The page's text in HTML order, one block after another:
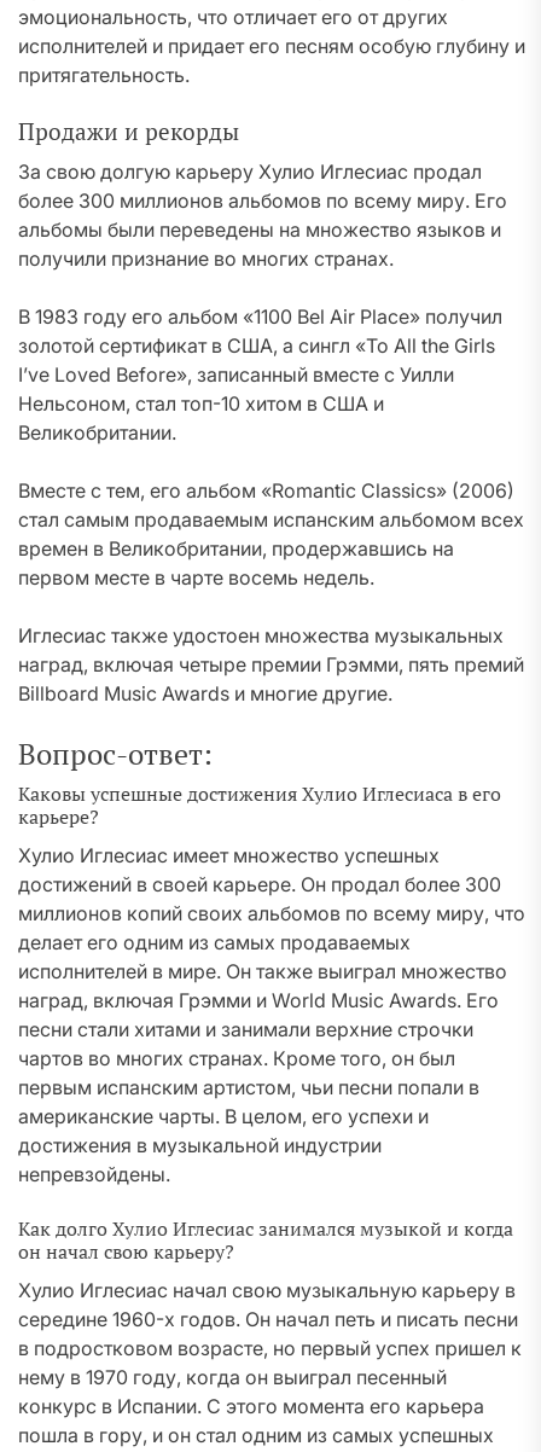
эмоциональность, что отличает его от других
исполнителей и придает его песням особую глубину и
притягательность.
Продажи и рекорды
За свою долгую карьеру Хулио Иглесиас продал
более 300 миллионов альбомов по всему миру. Его
альбомы были переведены на множество языков и
получили признание во многих странах.
В 1983 году его альбом «1100 Bel Air Place» получил
золотой сертификат в США, а сингл «To All the Girls
I’ve Loved Before», записанный вместе с Уилли
Нельсоном, стал топ-10 хитом в США и
Великобритании.
Вместе с тем, его альбом «Romantic Classics» (2006)
стал самым продаваемым испанским альбомом всех
времен в Великобритании, продержавшись на
первом месте в чарте восемь недель.
Иглесиас также удостоен множества музыкальных
наград, включая четыре премии Грэмми, пять премий
Billboard Music Awards и многие другие.
Вопрос-ответ:
Каковы успешные достижения Хулио Иглесиаса в его
карьере?
Хулио Иглесиас имеет множество успешных
достижений в своей карьере. Он продал более 300
миллионов копий своих альбомов по всему миру, что
делает его одним из самых продаваемых
исполнителей в мире. Он также выиграл множество
наград, включая Грэмми и World Music Awards. Его
песни стали хитами и занимали верхние строчки
чартов во многих странах. Кроме того, он был
первым испанским артистом, чьи песни попали в
американские чарты. В целом, его успехи и
достижения в музыкальной индустрии
непревзойдены.
Как долго Хулио Иглесиас занимался музыкой и когда
он начал свою карьеру?
Хулио Иглесиас начал свою музыкальную карьеру в
середине 1960-х годов. Он начал петь и писать песни
в подростковом возрасте, но первый успех пришел к
нему в 1970 году, когда он выиграл песенный
конкурс в Испании. С этого момента его карьера
пошла в гору, и он стал одним из самых успешных